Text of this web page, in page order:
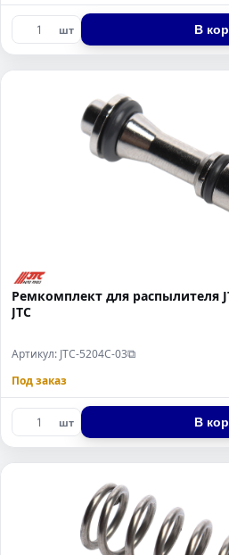
шт В
Ремкомплект для распылителя
JTC
Артикул: JTC-5204C-03⧉
Под заказ
шт В